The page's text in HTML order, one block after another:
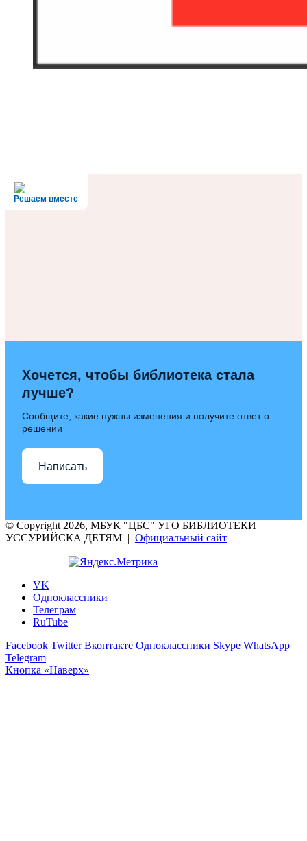
Решаем вместе
Хочется, чтобы библиотека стала
лучше?
Сообщите, какие нужны изменения и получите ответ о
решении
Написать
© Copyright 2026, МБУК "ЦБС" УГО БИБЛИОТЕКИ
УССУРИЙСКА ДЕТЯМ | Официальный сайт
VK
Одноклассники
Телеграм
RuTube
Facebook Twitter Вконтакте Одноклассники Skype WhatsApp
Telegram
Кнопка «Наверх»